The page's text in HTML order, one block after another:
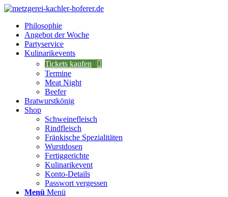
Philosophie
Angebot der Woche
Partyservice
Kulinarikevents
Tickets kaufen
Termine
Meat Night
Beefer
Bratwurstkönig
Shop
Schweinefleisch
Rindfleisch
Fränkische Spezialitäten
Wurstdosen
Fertiggerichte
Kulinarikevent
Konto-Details
Passwort vergessen
Menü Menü